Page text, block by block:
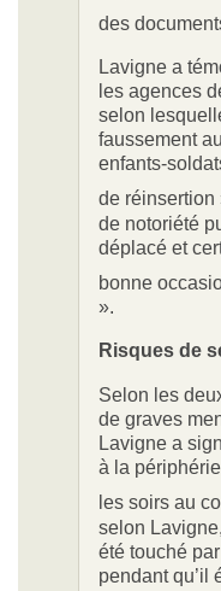
des
Lavigne a
les agences
selon
faussement
enfants-
de réinsertion
de notoriété
déplacé et
bonne
».
Risques de
Selon les
de graves
Lavigne a
à la
les soirs au
selon
été touché
pendant qu’il